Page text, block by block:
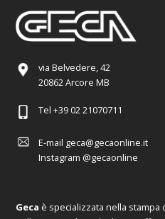
via Belvedere, 42
20862 Arcore MB
Tel +39 02 21070711
E-mail geca@gecaonline.it
Instagram @gecaonline
Geca è specializzata nella